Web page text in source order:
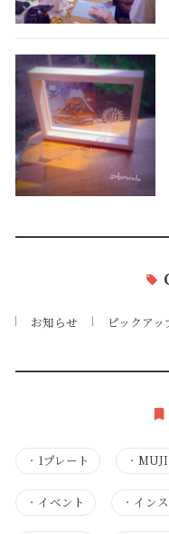
お知らせ ピックアッ
・ 1プレート ・MUJI
・ イベント ・ イン